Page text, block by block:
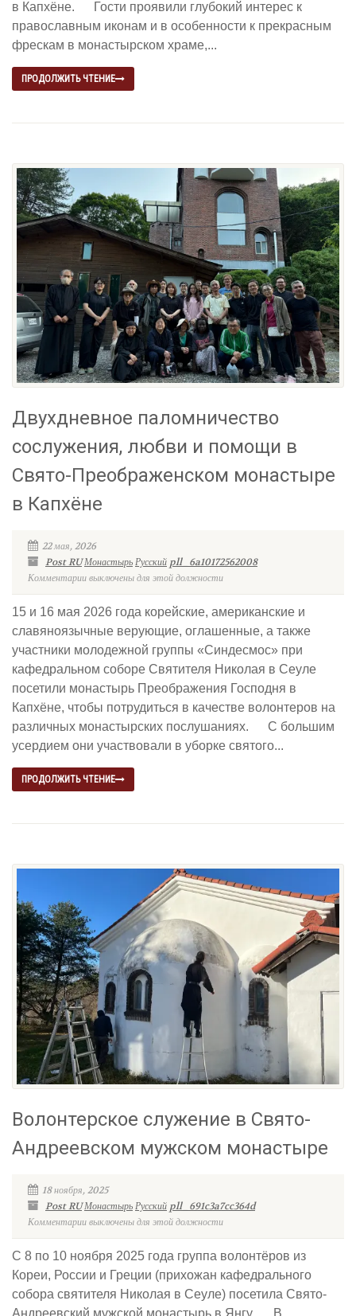
в Капхёне. Гости проявили глубокий интерес к
православным иконам и в особенности к прекрасным
фрескам в монастырском храме,...
ПРОДОЛЖИТЬ ЧТЕНИЕ
Двухдневное паломничество
сослужения, любви и помощи в
Свято-Преображенском монастыре
в Капхёне
22 мая, 2026
Post RUМонастырьРусский pll_6a10172562008
Комментарии выключены для этой должности
15 и 16 мая 2026 года корейские, американские и
славяноязычные верующие, оглашенные, а также
участники молодежной группы «Синдесмос» при
кафедральном соборе Святителя Николая в Сеуле
посетили монастырь Преображения Господня в
Капхёне, чтобы потрудиться в качестве волонтеров на
различных монастырских послушаниях. С большим
усердием они участвовали в уборке святого...
ПРОДОЛЖИТЬ ЧТЕНИЕ
Волонтерское служение в Свято-
Андреевском мужском монастыре
18 ноября, 2025
Post RUМонастырьРусский pll_691c3a7cc364d
Комментарии выключены для этой должности
С 8 по 10 ноября 2025 года группа волонтёров из
Кореи, России и Греции (прихожан кафедрального
собора святителя Николая в Сеуле) посетила Свято-
Андреевский мужской монастырь в Янгу. В